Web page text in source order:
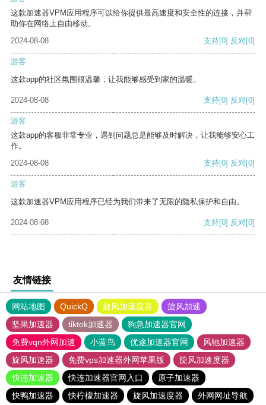
这款加速器VPM应用程序可以给你提供最高速度和安全性的连接，并帮
助你在网络上自由移动。
2024-08-08
支持[0] 反对[0]
游客
这款app的社区氛围很温馨，让我能够感受到家的温暖。
2024-08-08 支持[0] 反对[0]
游客
这款app的客服非常专业，遇到问题总是能够及时解决，让我能够安心工
作。
2024-08-08
支持[0] 反对[0]
游客
这款加速器VPM应用程序已经为我们带来了无限的隐私保护和自由。
2024-08-08 支持[0] 反对[0]
友情链接
网站地图 QuickQ 旋风加速度器
旋风加速
坚果加速器
tiktok加速器
狗急加速器官网
免费vqn外网加速
小蓝鸟 优途加速器官网
风驰加速器
旋风加速器
免费vps加速器外网苹果版
旋风加速度器
快连加速器
快连加速器官网入口
原子加速器
快鸭加速器
快柠檬加速器 旋风加速度器
外网网址导航